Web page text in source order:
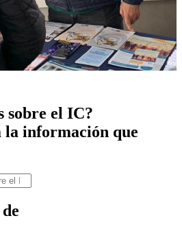
sobre el IC?
la información que